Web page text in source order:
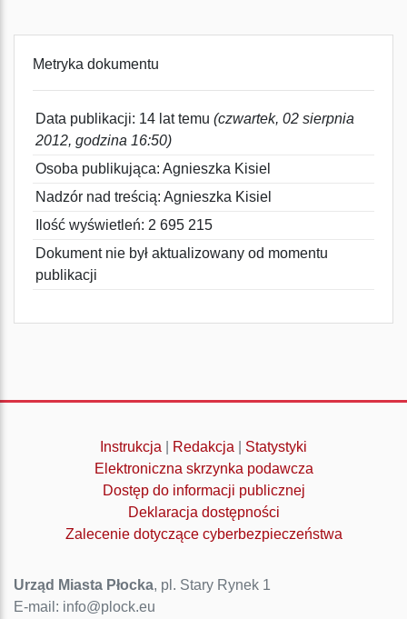
Metryka dokumentu
Data publikacji: 14 lat temu (czwartek, 02 sierpnia
2012, godzina 16:50)
Osoba publikująca: Agnieszka Kisiel
Nadzór nad treścią: Agnieszka Kisiel
Ilość wyświetleń: 2 695 215
Dokument nie był aktualizowany od momentu
publikacji
Instrukcja Redakcja
Statystyki
Elektroniczna skrzynka podawcza
Dostęp do informacji publicznej
Deklaracja dostępności
Zalecenie dotyczące cyberbezpieczeństwa
Urząd Miasta Płocka, pl. Stary Rynek 1
E-mail: info@plock.eu